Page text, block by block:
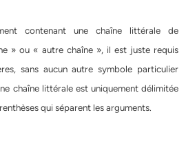
contenant une chaîne littérale de
» ou « autre chaîne », il est juste requis
sans aucun autre symbole particulier
chaîne littérale est uniquement délimitée
qui séparent les arguments.